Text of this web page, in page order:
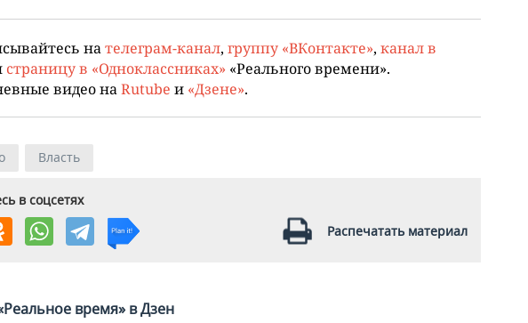
нателеграм-канал, группу «ВКонтакте», канал в
страницу в «Одноклассниках» «Реального времени».
видео наRutube и «Дзене».
Власть
в соцсетях
Распечатать материал
время» в Дзен